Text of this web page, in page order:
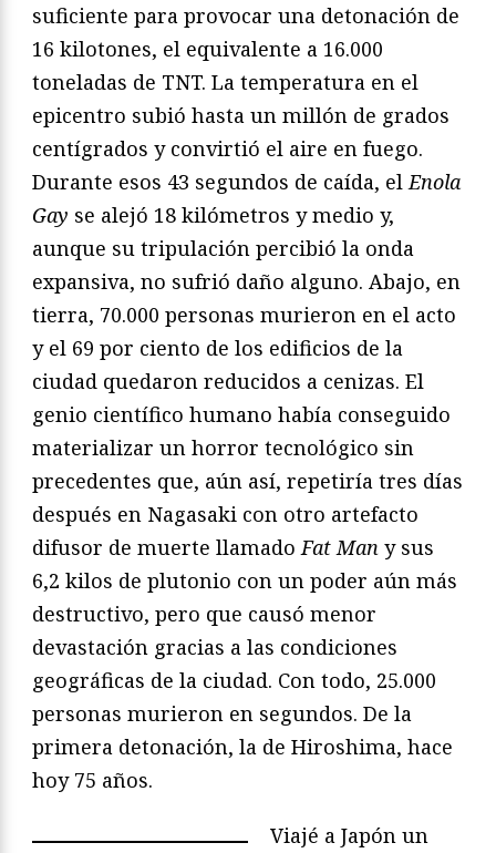
suficiente para provocar una detonación de
16 kilotones, el equivalente a 16.000
toneladas de TNT. La temperatura en el
epicentro subió hasta un millón de grados
centígrados y convirtió el aire en fuego.
Durante esos 43 segundos de caída, el Enola
Gay se alejó 18 kilómetros y medio y,
aunque su tripulación percibió la onda
expansiva, no sufrió daño alguno. Abajo, en
tierra, 70.000 personas murieron en el acto
y el 69 por ciento de los edificios de la
ciudad quedaron reducidos a cenizas. El
genio científico humano había conseguido
materializar un horror tecnológico sin
precedentes que, aún así, repetiría tres días
después en Nagasaki con otro artefacto
difusor de muerte llamado Fat Man y sus
6,2 kilos de plutonio con un poder aún más
destructivo, pero que causó menor
devastación gracias a las condiciones
geográficas de la ciudad. Con todo, 25.000
personas murieron en segundos. De la
primera detonación, la de Hiroshima, hace
hoy 75 años.
Viajé a Japón un